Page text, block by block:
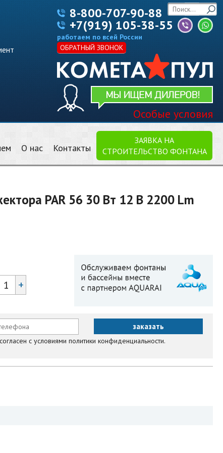
8-800-707-90-88
+7(919) 105-38-55
работаем по всей России
ОБРАТНЫЙ ЗВОНОК
Особые условия
О нас Контакты
ЗАЯВКА НА
СТРОИТЕЛЬСТВО ФОНТАНА
PAR 56 30 Вт 12 В 2200 Lm
+
с условиями политики конфиденциальности.